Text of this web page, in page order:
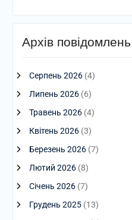
Архів повідомлень
Серпень 2026(4)
Липень 2026(6)
Травень 2026(4)
Квітень 2026(3)
Березень 2026(7)
Лютий 2026(8)
Січень 2026(7)
Грудень 2025(13)